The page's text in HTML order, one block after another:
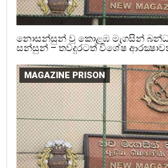
නොසන්සුන් වූ කොළඹ මැගසින්
සන්සුන් – තවදුරටත් විශේෂ
MAGAZINE PRISON